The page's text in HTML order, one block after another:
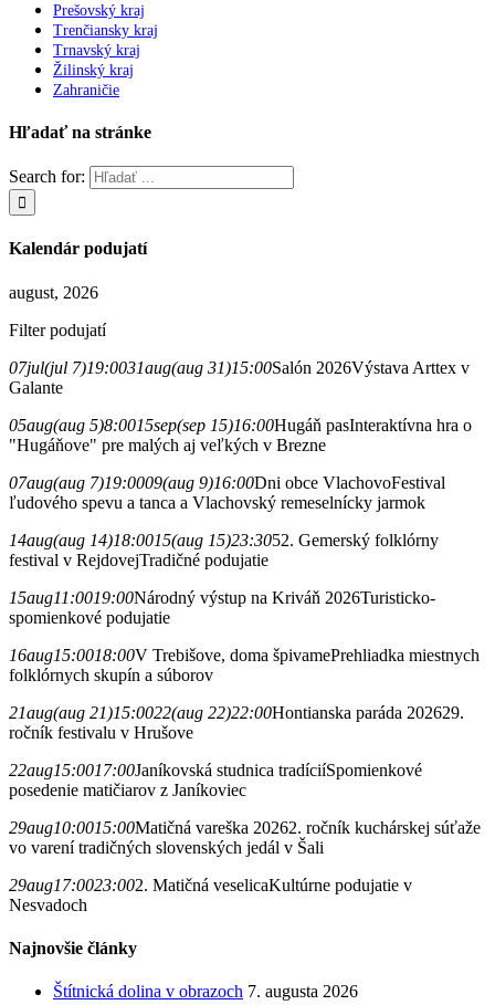
Prešovský kraj
Trenčiansky kraj
Trnavský kraj
Žilinský kraj
Zahraničie
Hľadať na stránke
Search for:
Kalendár podujatí
august, 2026
Filter podujatí
07jul(jul 7)19:0031aug(aug 31)15:00Salón 2026Výstava Arttex v
Galante
05aug(aug 5)8:0015sep(sep 15)16:00Hugáň pasInteraktívna hra o
"Hugáňove" pre malých aj veľkých v Brezne
07aug(aug 7)19:0009(aug 9)16:00Dni obce VlachovoFestival
ľudového spevu a tanca a Vlachovský remeselnícky jarmok
14aug(aug 14)18:0015(aug 15)23:3052. Gemerský folklórny
festival v RejdovejTradičné podujatie
15aug11:0019:00Národný výstup na Kriváň 2026Turisticko-
spomienkové podujatie
16aug15:0018:00V Trebišove, doma špivamePrehliadka miestnych
folklórnych skupín a súborov
21aug(aug 21)15:0022(aug 22)22:00Hontianska paráda 202629.
ročník festivalu v Hrušove
22aug15:0017:00Janíkovská studnica tradíciíSpomienkové
posedenie matičiarov z Janíkoviec
29aug10:0015:00Matičná vareška 20262. ročník kuchárskej súťaže
vo varení tradičných slovenských jedál v Šali
29aug17:0023:002. Matičná veselicaKultúrne podujatie v
Nesvadoch
Najnovšie články
Štítnická dolina v obrazoch 7. augusta 2026